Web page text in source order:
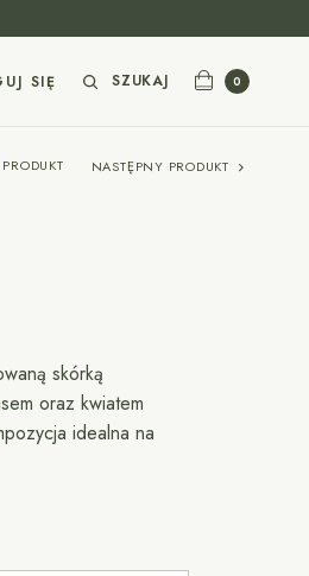
SIĘ SZUKAJ 0
NASTĘPNY PRODUKT
skórką
oraz kwiatem
idealna na